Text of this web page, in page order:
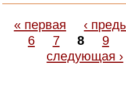
« первая ‹
6
7 8 9
следующая ›